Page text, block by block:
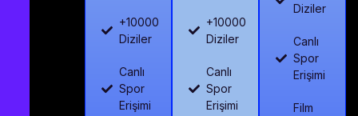
+10000
Diziler
Canlı
Spor
Erişimi
+10000
Diziler
Canlı
Spor
Erişimi
Diziler
Canlı
Spor
Erişimi
Film